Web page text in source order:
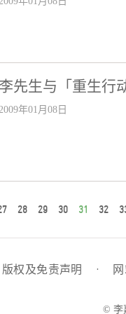
先生与「重生行
年01月08日
28 29 30 31 32
版权及免责声明 ·
© 李